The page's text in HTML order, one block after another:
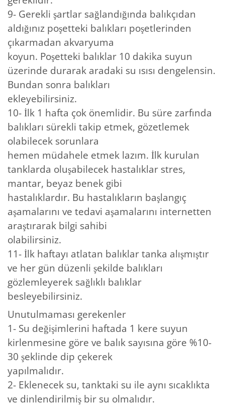
9- Gerekli şartlar sağlandığında balıkçıdan
aldığınız poşetteki balıkları poşetlerinden
çıkarmadan akvaryuma
koyun. Poşetteki balıklar 10 dakika suyun
üzerinde durarak aradaki su ısısı dengelensin.
Bundan sonra balıkları
ekleyebilirsiniz.
10- İlk 1 hafta çok önemlidir. Bu süre zarfında
balıkları sürekli takip etmek, gözetlemek
olabilecek sorunlara
hemen müdahele etmek lazım. İlk kurulan
tanklarda oluşabilecek hastalıklar stres,
mantar, beyaz benek gibi
hastalıklardır. Bu hastalıkların başlangıç
aşamalarını ve tedavi aşamalarını internetten
araştırarak bilgi sahibi
olabilirsiniz.
11- İlk haftayı atlatan balıklar tanka alışmıştır
ve her gün düzenli şekilde balıkları
gözlemleyerek sağlıklı balıklar
besleyebilirsiniz.
Unutulmaması gerekenler
1- Su değişimlerini haftada 1 kere suyun
kirlenmesine göre ve balık sayısına göre %10-
30 şeklinde dip çekerek
yapılmalıdır.
2- Eklenecek su, tanktaki su ile aynı sıcaklıkta
ve dinlendirilmiş bir su olmalıdır.